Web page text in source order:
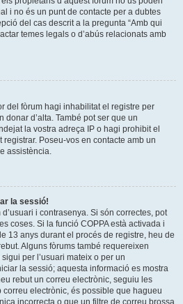
i no és un punt de contacte per a dubtes
del cas descrit a la pregunta “Amb qui
temes legals o d’abús relacionats amb
del fòrum hagi inhabilitat el registre per
d’alta. També pot ser que un
la vostra adreça IP o hagi prohibit el
registrar. Poseu-vos en contacte amb un
assistència.
la sessió!
i contrasenya. Si són correctes, pot
coses. Si la funció COPPA està activada i
13 anys durant el procés de registre, heu de
Alguns fòrums també requereixen
per l’usuari mateix o per un
la sessió; aquesta informació es mostra
rebut un correu electrònic, seguiu les
electrònic, és possible que hagueu
incorrecta o que un filtre de correu brossa